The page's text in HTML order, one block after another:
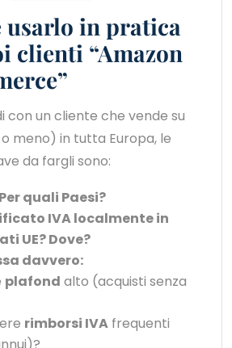
usarlo in pratica
clienti “Amazon
con un cliente che vende su
meno) in tutta Europa, le
da fargli sono:
quali Paesi?
IVA localmente in
UE? Dove?
davvero:
plafond alto (acquisti senza
rimborsi IVA frequenti